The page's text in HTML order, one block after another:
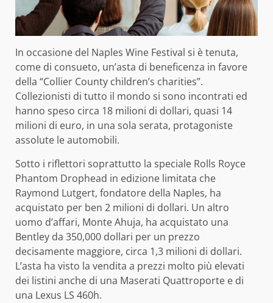
In occasione del Naples Wine Festival si è tenuta,
come di consueto, un’asta di beneficenza in favore
della “Collier County children’s charities”.
Collezionisti di tutto il mondo si sono incontrati ed
hanno speso circa 18 milioni di dollari, quasi 14
milioni di euro, in una sola serata, protagoniste
assolute le automobili.
Sotto i riflettori soprattutto la speciale Rolls Royce
Phantom Drophead in edizione limitata che
Raymond Lutgert, fondatore della Naples, ha
acquistato per ben 2 milioni di dollari. Un altro
uomo d’affari, Monte Ahuja, ha acquistato una
Bentley da 350,000 dollari per un prezzo
decisamente maggiore, circa 1,3 milioni di dollari.
L’asta ha visto la vendita a prezzi molto più elevati
dei listini anche di una Maserati Quattroporte e di
una Lexus LS 460h.